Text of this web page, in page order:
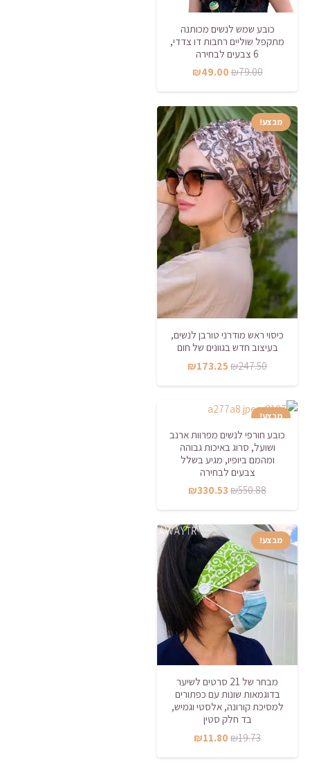
כובע שמש לנשים מכותנה
מתקפל שוליים רחבות דו צדדי,
6 צבעים לבחירה
₪79.00
המחיר
המקורי
היה:
₪79.00.
₪49.00
הנוכחי
הוא:
₪49.00.
מבצע!
כיסוי ראש מודרני טורבן לנשים,
בעיצוב חדש בגוונים של חום
₪247.50
המחיר
המקורי
₪173.25
הנוכחי
מבצע!
כובע חורפי לנשים מפרוות ארנב
ושועל, סרוג באיכות גבוהה
ומהמם ביופיו, מגיע בשלל
צבעים לבחירה
₪550.88
המחיר
המקורי
היה:
₪550.88.
₪330.53
הנוכחי
הוא:
₪330.53.
מבצע!
מבחר של 21 סרטים לשיער
בדוגמאות שונות עם כפתורים
למסיכת קורונה, אלסטי וגמיש,
בד חלק סטין
₪19.73
המחיר
המקורי
₪11.80
הנוכחי